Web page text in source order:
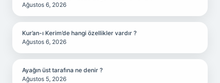
Ağustos 6, 2026
Kur’an-ı Kerim’de hangi özellikler vardır ?
Ağustos 6, 2026
Ayağın üst tarafına ne denir ?
Ağustos 5, 2026